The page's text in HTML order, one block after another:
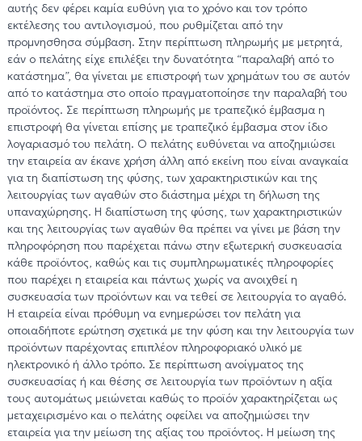
αυτής δεν φέρει καμία ευθύνη για το χρόνο και τον τρόπο
εκτέλεσης του αντιλογισμού, που ρυθμίζεται από την
προμνησθησα σύμβαση. Στην περίπτωση πληρωμής με μετρητά,
εάν ο πελάτης είχε επιλέξει την δυνατότητα “παραλαβή από το
κατάστημα”, θα γίνεται με επιστροφή των χρημάτων του σε αυτόν
από το κατάστημα στο οποίο πραγματοποίησε την παραλαβή του
προϊόντος. Σε περίπτωση πληρωμής με τραπεζικό έμβασμα η
επιστροφή θα γίνεται επίσης με τραπεζικό έμβασμα στον ίδιο
λογαριασμό του πελάτη. Ο πελάτης ευθύνεται να αποζημιώσει
την εταιρεία αν έκανε χρήση άλλη από εκείνη που είναι αναγκαία
για τη διαπίστωση της φύσης, των χαρακτηριστικών και της
λειτουργίας των αγαθών στο διάστημα μέχρι τη δήλωση της
υπαναχώρησης. Η διαπίστωση της φύσης, των χαρακτηριστικών
και της λειτουργίας των αγαθών θα πρέπει να γίνει με βάση την
πληροφόρηση που παρέχεται πάνω στην εξωτερική συσκευασία
κάθε προϊόντος, καθώς και τις συμπληρωματικές πληροφορίες
που παρέχει η εταιρεία και πάντως χωρίς να ανοιχθεί η
συσκευασία των προϊόντων και να τεθεί σε λειτουργία το αγαθό.
Η εταιρεία είναι πρόθυμη να ενημερώσει τον πελάτη για
οποιαδήποτε ερώτηση σχετικά με την φύση και την λειτουργία των
προϊόντων παρέχοντας επιπλέον πληροφοριακό υλικό με
ηλεκτρονικό ή άλλο τρόπο. Σε περίπτωση ανοίγματος της
συσκευασίας ή και θέσης σε λειτουργία των προϊόντων η αξία
τους αυτομάτως μειώνεται καθώς το προϊόν χαρακτηρίζεται ως
μεταχειρισμένο και ο πελάτης οφείλει να αποζημιώσει την
εταιρεία για την μείωση της αξίας του προϊόντος. Η μείωση της